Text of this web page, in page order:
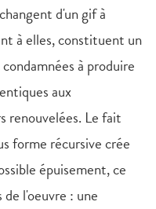
d'un gif à
à elles, constituent un
à produire
aux
renouvelées. Le fait
forme récursive crée
épuisement, ce
l'oeuvre : une